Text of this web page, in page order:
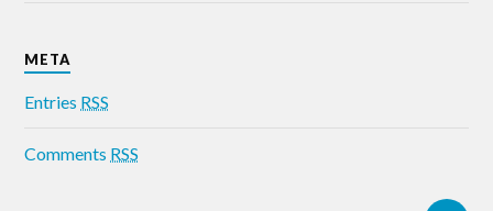
META
Entries RSS
Comments RSS